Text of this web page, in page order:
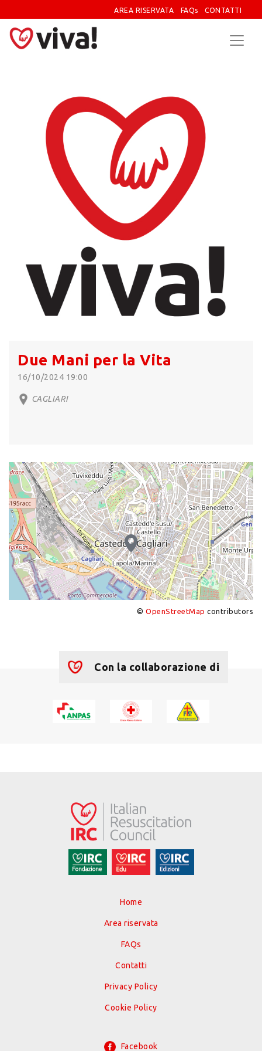
AREA RISERVATA FAQs CONTATTI
Due Mani per la Vita
16/10/2024 19:00
CAGLIARI
© OpenStreetMap contributors
Con la collaborazione di
Home
Area riservata
FAQs
Contatti
Privacy Policy
Cookie Policy
Facebook